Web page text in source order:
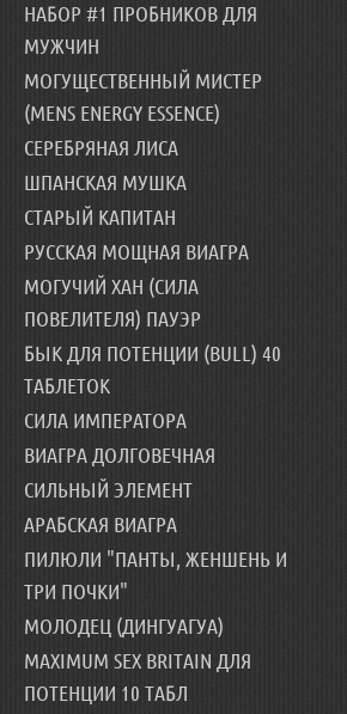
НАБОР #1 ПРОБНИКОВ ДЛЯ
МУЖЧИН
МОГУЩЕСТВЕННЫЙ МИСТЕР
(MENS ENERGY ESSENCE)
СЕРЕБРЯНАЯ ЛИСА
ШПАНСКАЯ МУШКА
СТАРЫЙ КАПИТАН
РУССКАЯ МОЩНАЯ ВИАГРА
МОГУЧИЙ ХАН (СИЛА
ПОВЕЛИТЕЛЯ) ПАУЭР
БЫК ДЛЯ ПОТЕНЦИИ (BULL) 40
ТАБЛЕТОК
СИЛА ИМПЕРАТОРА
ВИАГРА ДОЛГОВЕЧНАЯ
СИЛЬНЫЙ ЭЛЕМЕНТ
АРАБСКАЯ ВИАГРА
ПИЛЮЛИ "ПАНТЫ, ЖЕНШЕНЬ И
ТРИ ПОЧКИ"
МОЛОДЕЦ (ДИНГУАГУА)
MAXIMUM SEX BRITAIN ДЛЯ
ПОТЕНЦИИ 10 ТАБЛ